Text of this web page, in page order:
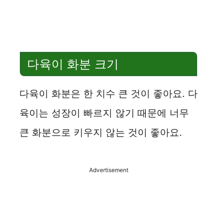
다육이 화분 크기
다육이 화분은 한 치수 큰 것이 좋아요. 다
육이는 성장이 빠르지 않기 때문에 너무
큰 화분으로 키우지 않는 것이 좋아요.
Advertisement